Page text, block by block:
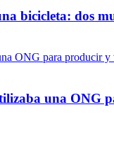
bicicleta: dos
una ONG